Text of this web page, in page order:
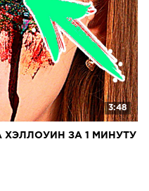
3:48
ЗА 1 МИНУТУ